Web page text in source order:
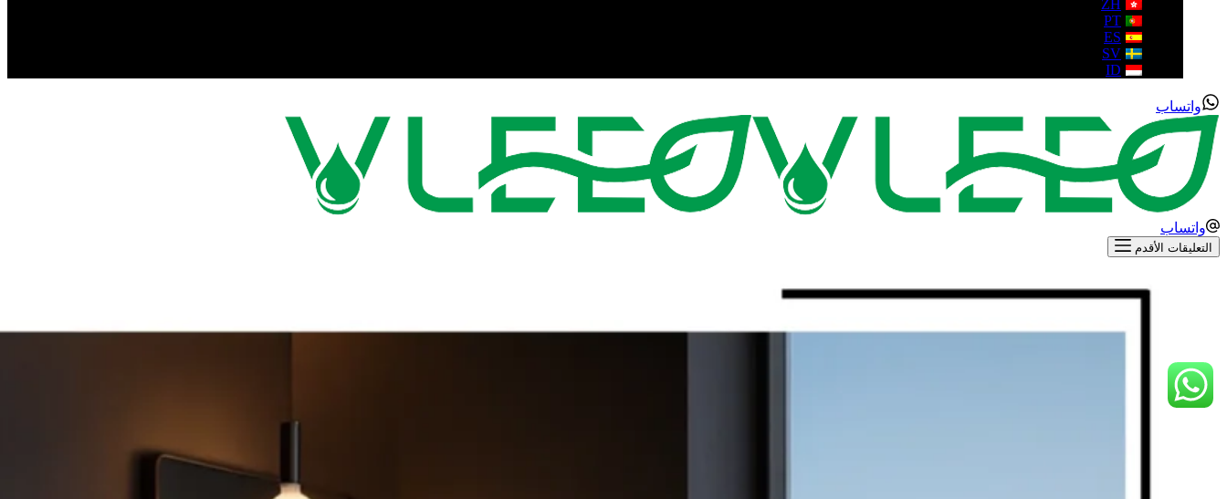
ZH
PT
ES
SV
ID
واتساب
واتساب
التعليقات الأقدم